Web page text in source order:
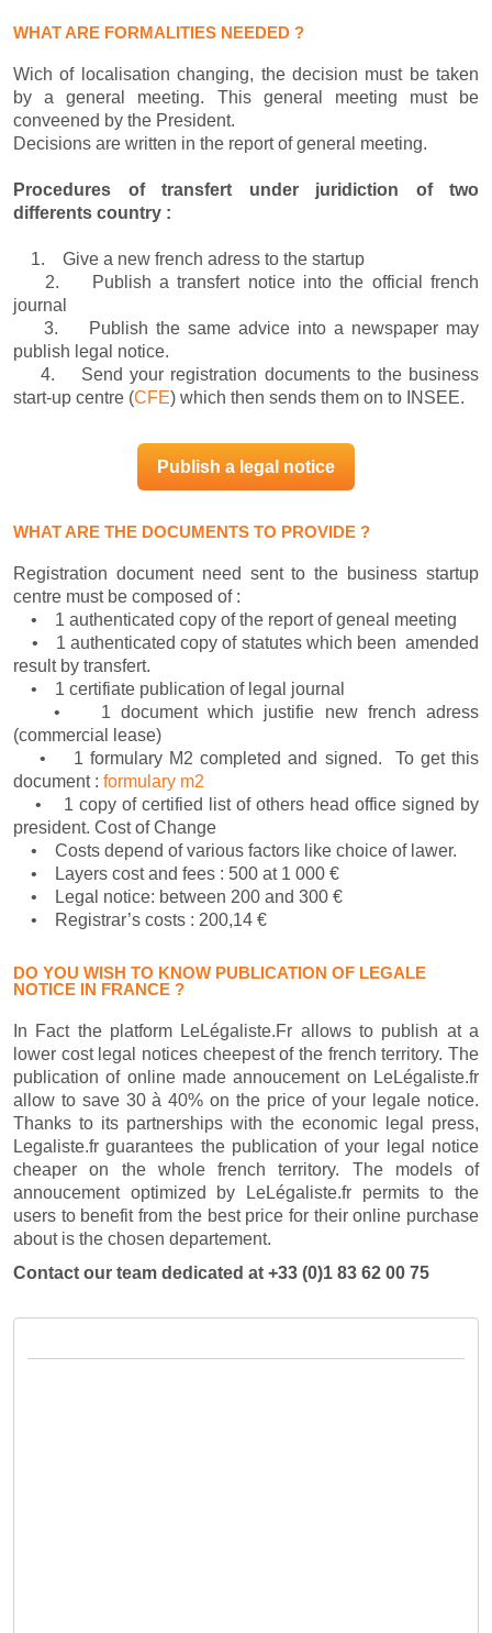
WHAT ARE FORMALITIES NEEDED ?
Wich of localisation changing, the decision must be taken
by a general meeting. This general meeting must be
conveened by the President.
Decisions are written in the report of general meeting.
Procedures of transfert under juridiction of two
differents country :
1. Give a new french adress to the startup
2. Publish a transfert notice into the official french
journal
3. Publish the same advice into a newspaper may
publish legal notice.
4. Send your registration documents to the business
start-up centre (CFE) which then sends them on to INSEE.
Publish a legal notice
WHAT ARE THE DOCUMENTS TO PROVIDE ?
Registration document need sent to the business startup
centre must be composed of :
• 1 authenticated copy of the report of geneal meeting
• 1 authenticated copy of statutes which been amended
result by transfert.
• 1 certifiate publication of legal journal
• 1 document which justifie new french adress
(commercial lease)
• 1 formulary M2 completed and signed. To get this
document : formulary m2
• 1 copy of certified list of others head office signed by
president. Cost of Change
• Costs depend of various factors like choice of lawer.
• Layers cost and fees : 500 at 1 000 €
• Legal notice: between 200 and 300 €
• Registrar’s costs : 200,14 €
DO YOU WISH TO KNOW PUBLICATION OF LEGALE
NOTICE IN FRANCE ?
In Fact the platform LeLégaliste.Fr allows to publish at a
lower cost legal notices cheepest of the french territory. The
publication of online made annoucement on LeLégaliste.fr
allow to save 30 à 40% on the price of your legale notice.
Thanks to its partnerships with the economic legal press,
Legaliste.fr guarantees the publication of your legal notice
cheaper on the whole french territory. The models of
annoucement optimized by LeLégaliste.fr permits to the
users to benefit from the best price for their online purchase
about is the chosen departement.
Contact our team dedicated at +33 (0)1 83 62 00 75